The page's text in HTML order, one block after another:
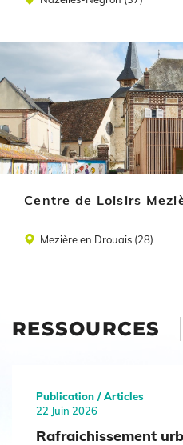
Centre de Loisirs
Mezière en Drouais (28)
RESSOURCES
Publication / Articles
22 Juin 2026
Rafraichissement